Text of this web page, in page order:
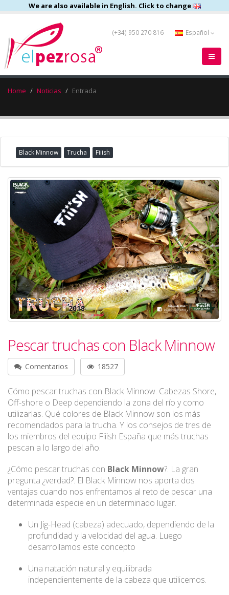
We are also available in English. Click to change
(+34) 950 270 816 Español
Home Noticias Entrada
Black Minnow Trucha Fiiish
Pescar truchas con Black Minnow
Comentarios 18527
Cómo pescar truchas con Black Minnow. Cabezas Shore,
Off-shore o Deep dependiendo la zona del río y como
utilizarlas. Qué colores de Black Minnow son los más
recomendados para la trucha. Y los consejos de tres de
los miembros del equipo Fiiish España que más truchas
pescan a lo largo del año.
¿Cómo pescar truchas con Black Minnow?. La gran
pregunta ¿verdad?. El Black Minnow nos aporta dos
ventajas cuando nos enfrentamos al reto de pescar una
determinada especie en un determinado lugar.
Un Jig-Head (cabeza) adecuado, dependiendo de la
profundidad y la velocidad del agua. Luego
desarrollamos este concepto
Una natación natural y equilibrada
independientemente de la cabeza que utilicemos.